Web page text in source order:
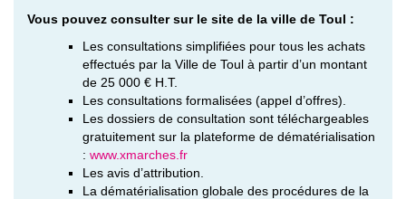
Vous pouvez consulter sur le site de la ville de Toul :
Les consultations simplifiées pour tous les achats
effectués par la Ville de Toul à partir d’un montant
de 25 000 € H.T.
Les consultations formalisées (appel d’offres).
Les dossiers de consultation sont téléchargeables
gratuitement sur la plateforme de dématérialisation
: www.xmarches.fr
Les avis d’attribution.
La dématérialisation globale des procédures de la